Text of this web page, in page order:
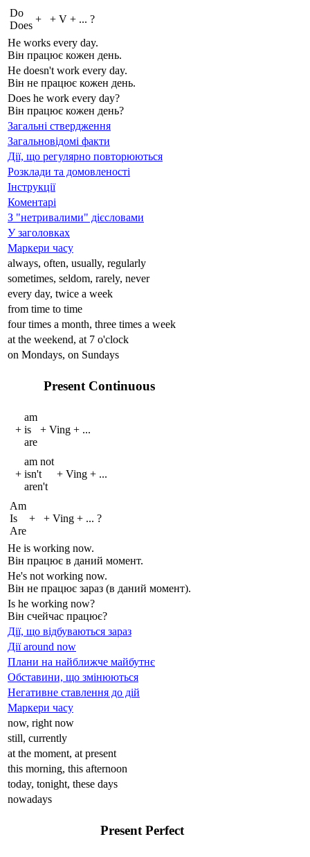
Do
Does
+ + V + ... ?
He works every day.
Він працює кожен день.
He doesn't work every day.
Він не працює кожен день.
Does he work every day?
Він працює кожен день?
Загальні ствердження
Загальновідомі факти
Дії, що регулярно повторюються
Розклади та домовленості
Інструкції
Коментарі
З "нетривалими" дієсловами
У заголовках
Маркери часу
always, often, usually, regularly
sometimes, seldom, rarely, never
every day, twice a week
from time to time
four times a month, three times a week
at the weekend, at 7 o'clock
on Mondays, on Sundays
Present Continuous
+
am
is
are
+ Ving + ...
+
am not
isn't
aren't
+ Ving + ...
Am
Is
Are
+ + Ving + ... ?
He is working now.
Він працює в даний момент.
He's not working now.
Він не працює зараз (в даний момент).
Is he working now?
Він счейчас працює?
Дії, що відбуваються зараз
Дії around now
Плани на найближче майбутнє
Обставини, що змінюються
Негативне ставлення до дій
Маркери часу
now, right now
still, currently
at the moment, at present
this morning, this afternoon
today, tonight, these days
nowadays
Present Perfect